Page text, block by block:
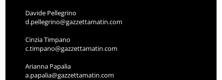
Davide Pellegrino
d.pellegrino@gazzettamatin.com
Cinzia Timpano
c.timpano@gazzettamatin.com
Arianna Papalia
a.papalia@gazzettamatin.com